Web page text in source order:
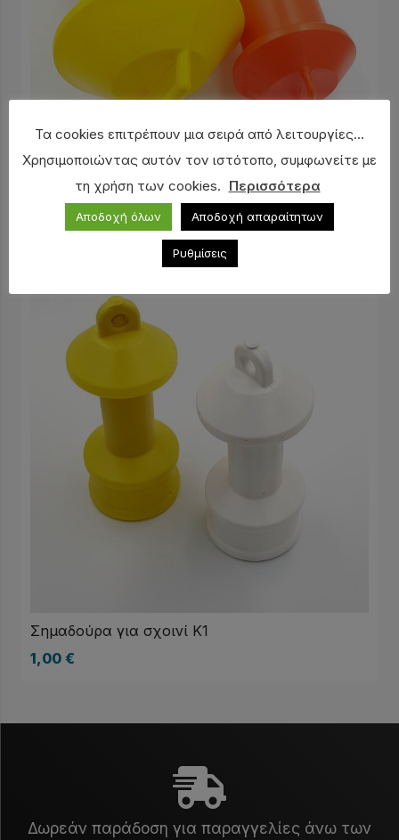
Σημαδούρα για σχοινί EVAL (M)
€
Σημαδούρα για σχοινί Κ1
1,00 €
Δωρεάν παράδοση για παραγγελίες άνω των
Τα cookies επιτρέπουν μια σειρά από λειτουργίες...
Χρησιμοποιώντας αυτόν τον ιστότοπο, συμφωνείτε με
τη χρήση των cookies. Περισσότερα
Αποδοχή όλων Αποδοχή απαραίτητων
Ρυθμίσεις